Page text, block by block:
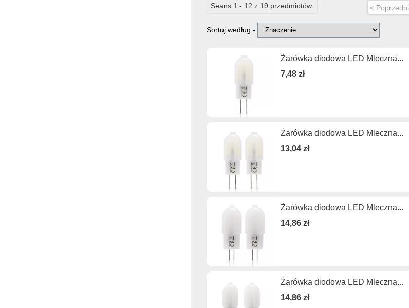
Seans 1 - 12 z 19 przedmiotów. < Poprzedni
Sortuj według -
Żarówka diodowa LED Mleczna...
7,48 zł
Żarówka diodowa LED Mleczna...
13,04 zł
Żarówka diodowa LED Mleczna...
14,86 zł
Żarówka diodowa LED Mleczna...
14,86 zł